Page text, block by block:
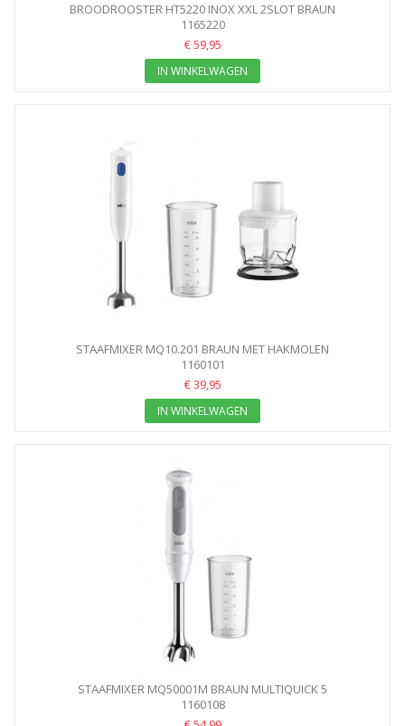
BROODROOSTER HT5220 INOX XXL 2SLOT BRAUN
1165220
€ 59,95
IN WINKELWAGEN
STAAFMIXER MQ10.201 BRAUN MET HAKMOLEN
1160101
€ 39,95
IN WINKELWAGEN
STAAFMIXER MQ50001M BRAUN MULTIQUICK 5
1160108